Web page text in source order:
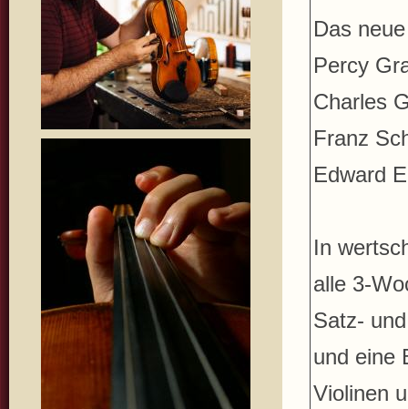
Das
Percy
Charles
Franz
Edward
In
alle 3-
Satz-
und eine
Violinen